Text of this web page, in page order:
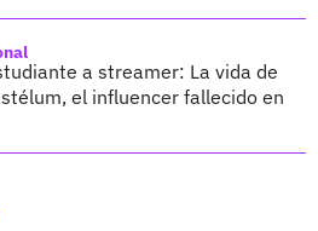
a streamer: La vida de
el influencer fallecido en